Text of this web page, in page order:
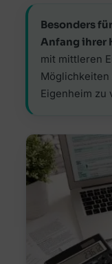
Besonders
Anfang ihrer
mit mittleren
Eigenheim zu